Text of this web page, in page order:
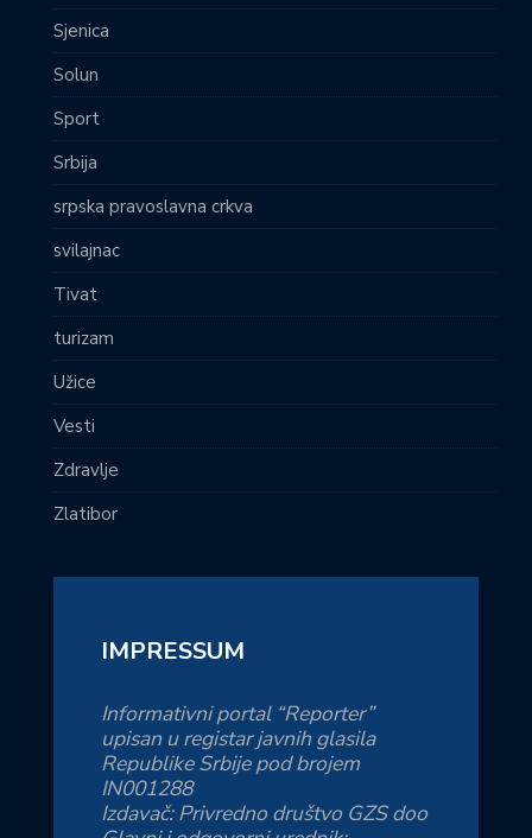
Sjenica
Solun
Sport
Srbija
srpska pravoslavna crkva
svilajnac
Tivat
turizam
Užice
Vesti
Zdravlje
Zlatibor
IMPRESSUM
Informativni portal “Reporter”
upisan u registar javnih glasila
Republike Srbije pod brojem
IN001288
Izdavač: Privredno društvo GZS doo